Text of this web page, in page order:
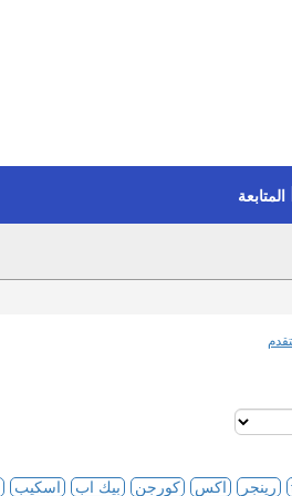
المتابعة
رينجر اكس كورجن بيك اب اسكيب